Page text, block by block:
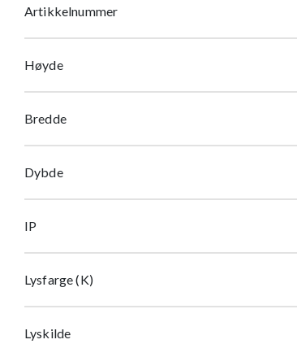
Artikkelnummer
Høyde
Bredde
Dybde
IP
Lysfarge (K)
Lyskilde